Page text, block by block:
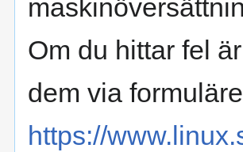
Om du hittar fel
dem via
https://